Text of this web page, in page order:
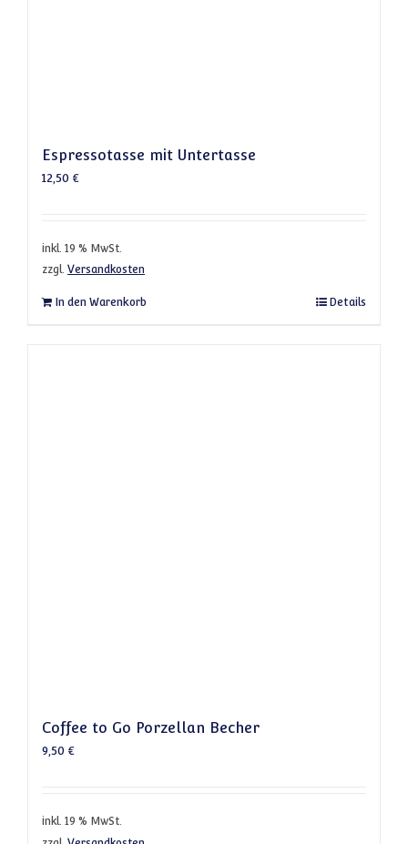
Espressotasse mit Untertasse
12,50 €
inkl. 19 % MwSt.
zzgl. Versandkosten
In den Warenkorb Details
Coffee to Go Porzellan Becher
9,50 €
inkl. 19 % MwSt.